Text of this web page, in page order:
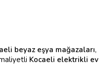
beyaz eşya mağazaları,
Kocaeli elektrikli ev